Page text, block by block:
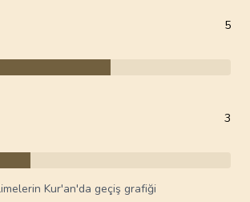
5
3
Kur'an'da geçiş grafiği